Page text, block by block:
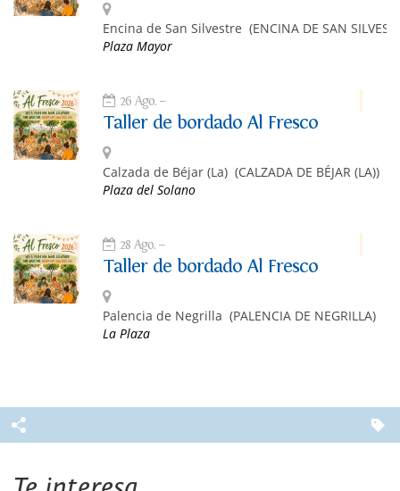
Encina de San Silvestre (ENCINA DE SAN
Plaza Mayor
26 Ago.
Taller de bordado Al Fresco
Calzada de Béjar (La) (CALZADA DE BÉJAR (LA))
Plaza del Solano
28 Ago.
Taller de bordado Al Fresco
Palencia de Negrilla (PALENCIA DE NEGRILLA)
La Plaza